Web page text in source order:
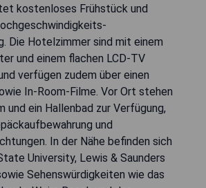
kostenloses Frühstück und
Die Hotelzimmer sind mit einem
und einem flachen LCD-TV
verfügen zudem über einen
In-Room-Filme. Vor Ort stehen
und ein Hallenbad zur Verfügung,
und
In der Nähe befinden sich
University, Lewis & Saunders
Sehenswürdigkeiten wie das